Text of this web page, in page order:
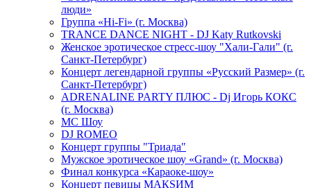
люди»
Группа «Hi-Fi» (г. Москва)
TRANCE DANCE NIGHT - DJ Katy Rutkovski
Женское эротическое стресс-шоу "Хали-Гали" (г.
Санкт-Петербург)
Концерт легендарной группы «Русский Размер» (г.
Санкт-Петербург)
ADRENALINE PARTY ПЛЮС - Dj Игорь КОКС
(г. Москва)
MC Шоу
DJ ROMEO
Концерт группы "Триада"
Мужское эротическое шоу «Grand» (г. Москва)
Финал конкурса «Караоке-шоу»
Концерт певицы МАКSИМ